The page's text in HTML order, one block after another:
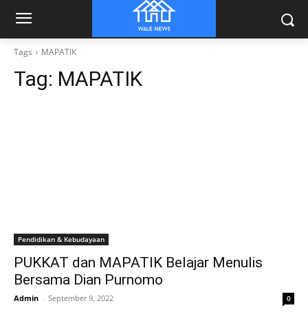
Tags MAPATIK
Tag: MAPATIK
Pendidikan & Kebudayaan
PUKKAT dan MAPATIK Belajar Menulis
Bersama Dian Purnomo
Admin - September 9, 2022 0